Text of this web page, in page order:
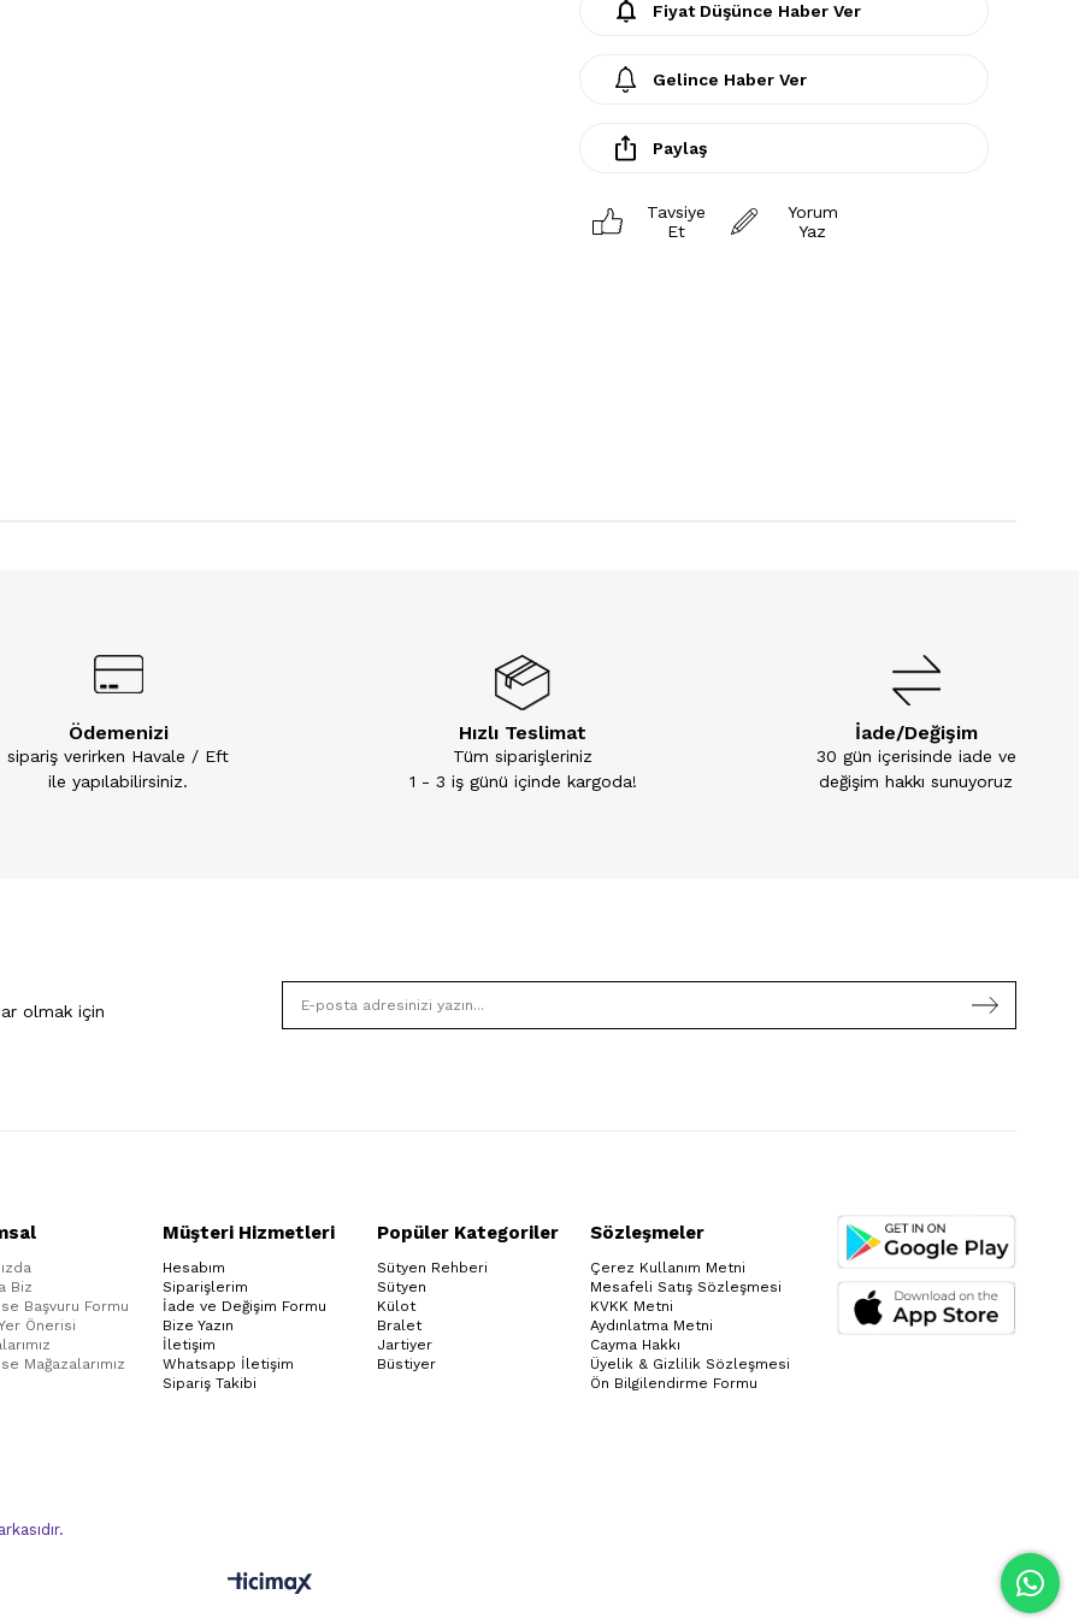
Fiyat Düşünce Haber Ver
Gelince Haber Ver
Paylaş
Tavsiye
Et
Yorum
Yaz
Ödemenizi
sipariş verirken Havale / Eft
ile yapılabilirsiniz.
Hızlı Teslimat
Tüm siparişleriniz
1 - 3 iş günü içinde kargoda!
İade/Değişim
30 gün içerisinde iade ve
değişim hakkı sunuyoruz
olmak için
Biz
Başvuru Formu
Önerisi
Mağazalarımız
Müşteri Hizmetleri
Hesabım
Siparişlerim
İade ve Değişim Formu
Bize Yazın
İletişim
Whatsapp İletişim
Sipariş Takibi
Popüler Kategoriler
Sütyen Rehberi
Sütyen
Külot
Bralet
Jartiyer
Büstiyer
Sözleşmeler
Çerez Kullanım Metni
Mesafeli Satış Sözleşmesi
KVKK Metni
Aydınlatma Metni
Cayma Hakkı
Üyelik & Gizlilik Sözleşmesi
Ön Bilgilendirme Formu